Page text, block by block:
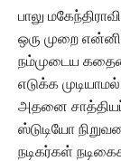
பாலு
ஒரு முறை
நம்முடைய
எடுக்க
அதனை
ஸ்டுடியோ
நடிகர்கள்